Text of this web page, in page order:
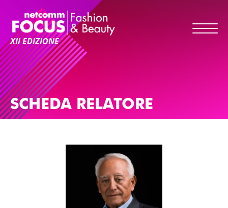
XII EDIZIONE
SCHEDA RELATORE